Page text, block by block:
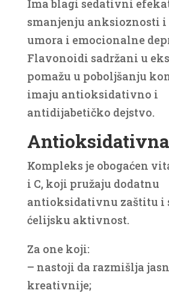
Ima blagi sedativni
smanjenju anksioznosti
umora i emocionalne
Flavonoidi sadržani u
pomažu u poboljšanju
imaju antioksidativno i
antidijabetičko dejstvo.
Kompleks je obogaćen
i C, koji pružaju dodatnu
antioksidativnu zaštitu i
ćelijsku aktivnost.
Za one koji:
– nastoji da razmišlja
kreativnije;